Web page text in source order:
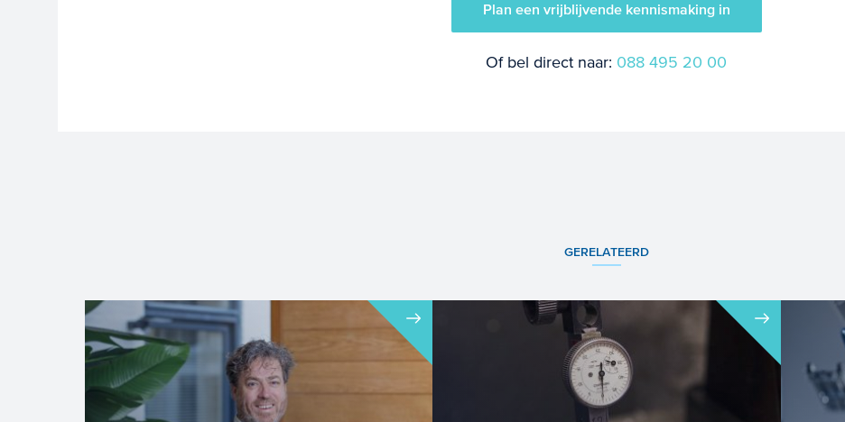
Plan een vrijblijvende kennismaking in
Of bel direct naar: 088 495 20 00
GERELATEERD